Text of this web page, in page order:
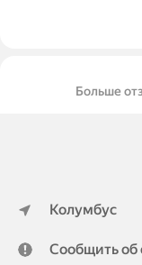
Больше
Колумбус
Сообщить